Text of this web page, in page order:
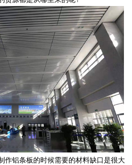
作铝条板的时候需要的材料缺口是很大